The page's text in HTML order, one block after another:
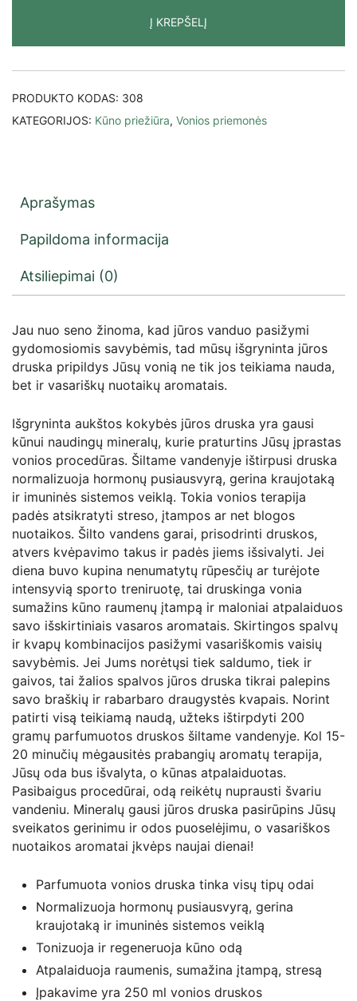
Į KREPŠELĮ
PRODUKTO KODAS: 308
KATEGORIJOS: Kūno priežiūra, Vonios priemonės
Aprašymas
Papildoma informacija
Atsiliepimai (0)
Jau nuo seno žinoma, kad jūros vanduo pasižymi
gydomosiomis savybėmis, tad mūsų išgryninta jūros
druska pripildys Jūsų vonią ne tik jos teikiama nauda,
bet ir vasariškų nuotaikų aromatais.
Išgryninta aukštos kokybės jūros druska yra gausi
kūnui naudingų mineralų, kurie praturtins Jūsų įprastas
vonios procedūras. Šiltame vandenyje ištirpusi druska
normalizuoja hormonų pusiausvyrą, gerina kraujotaką
ir imuninės sistemos veiklą. Tokia vonios terapija
padės atsikratyti streso, įtampos ar net blogos
nuotaikos. Šilto vandens garai, prisodrinti druskos,
atvers kvėpavimo takus ir padės jiems išsivalyti. Jei
diena buvo kupina nenumatytų rūpesčių ar turėjote
intensyvią sporto treniruotę, tai druskinga vonia
sumažins kūno raumenų įtampą ir maloniai atpalaiduos
savo išskirtiniais vasaros aromatais. Skirtingos spalvų
ir kvapų kombinacijos pasižymi vasariškomis vaisių
savybėmis. Jei Jums norėtųsi tiek saldumo, tiek ir
gaivos, tai žalios spalvos jūros druska tikrai palepins
savo braškių ir rabarbaro draugystės kvapais. Norint
patirti visą teikiamą naudą, užteks ištirpdyti 200
gramų parfumuotos druskos šiltame vandenyje. Kol 15-
20 minučių mėgausitės prabangių aromatų terapija,
Jūsų oda bus išvalyta, o kūnas atpalaiduotas.
Pasibaigus procedūrai, odą reikėtų nuprausti švariu
vandeniu. Mineralų gausi jūros druska pasirūpins Jūsų
sveikatos gerinimu ir odos puoselėjimu, o vasariškos
nuotaikos aromatai įkvėps naujai dienai!
Parfumuota vonios druska tinka visų tipų odai
Normalizuoja hormonų pusiausvyrą, gerina
kraujotaką ir imuninės sistemos veiklą
Tonizuoja ir regeneruoja kūno odą
Atpalaiduoja raumenis, sumažina įtampą, stresą
Įpakavime yra 250 ml vonios druskos